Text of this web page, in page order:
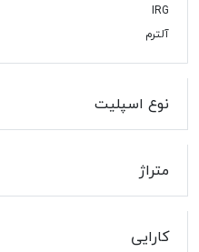
IRG
آلترم
نوع اسپلیت
متراژ
کارایی